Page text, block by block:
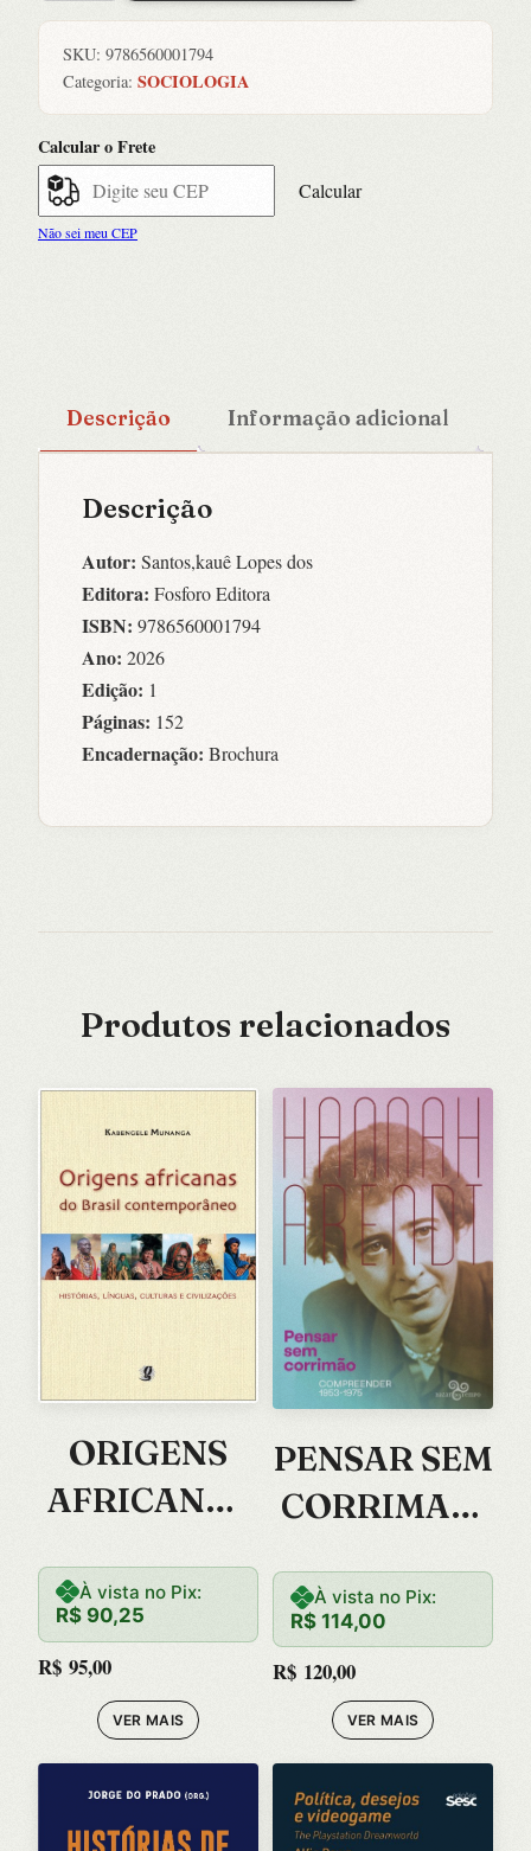
Periferia
SKU: 9786560001794
Categoria: SOCIOLOGIA
Calcular o Frete
Calcular
Não sei meu CEP
Descrição Informação adicional
Descrição
Autor: Santos,kauê Lopes dos
Editora: Fosforo Editora
ISBN: 9786560001794
Ano: 2026
Edição: 1
Páginas: 152
Encadernação: Brochura
Produtos relacionados
ORIGENS
AFRICANAS
CONTEMPO
RANEO –
HISTORIAS,
LINGUAS,
CULTURAS E
À vista no Pix:
R$ 90,25
R$ 95,00
VER MAIS
PENSAR SEM
CORRIMAO:
DER 1953-
1975
À vista no Pix:
R$ 114,00
R$ 120,00
VER MAIS